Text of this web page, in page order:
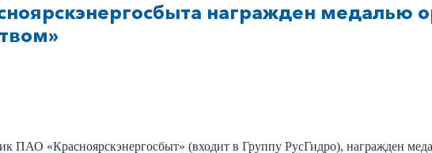
Заказать обратный звонок
награжден медалью
ПАО «Красноярскэнергосбыт» (входит в Группу РусГидро), награжден